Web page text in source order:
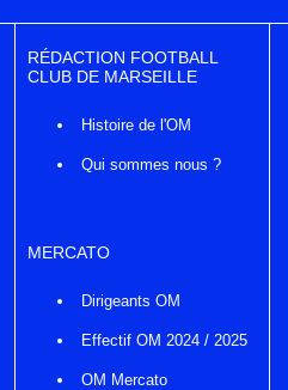
RÉDACTION FOOTBALL
CLUB DE MARSEILLE
Histoire de l'OM
Qui sommes nous ?
MERCATO
Dirigeants OM
Effectif OM 2024 / 2025
OM Mercato